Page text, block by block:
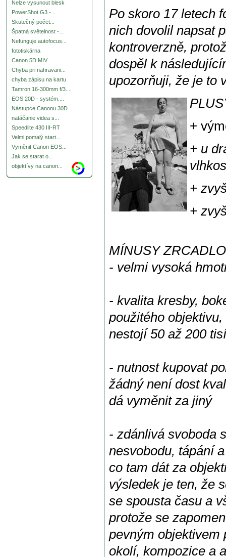
Nelze vysunout blesk
PowerShot G3 -...
Skutečný počet...
Špatná světelnost -...
Nefunguje autofocus...
fototiskárna
Canon 5D MIV
Chyba pri nahravani...
chyba zápisu na kartu
Tamron 16-300mm f/3....
EOS 20D - systém....
Nástupce Canonu 30D
natáčanie videa s...
Speedlite 430 III-RT
Velmi pomalý start...
Vyměnit Canon EOS...
Jak se starat o...
objektívy na canon...
Po skoro 17 letech
nich dovolil napsat
kontroverzně,
dospěl k
upozorňuji, že je to
+
+ u
+
+
MÍNUSY
- velmi vysoká
- kvalita kresby,
použitého
nestojí 50 až 200
- nutnost kupovat
žádný není dost
dá vyměnit za jiný
- zdánlivá svoboda
nesvobodu, tápání
co tam dát za
výsledek je ten, že
se spousta času a
protože se
pevným objektivem
okolí, kompozice a